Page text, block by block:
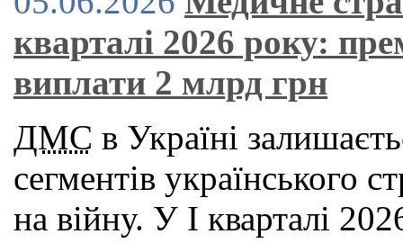
кварталі 2026 року:
виплати 2 млрд грн
ДМС в Україні
сегментів українського
на війну. У І кварталі